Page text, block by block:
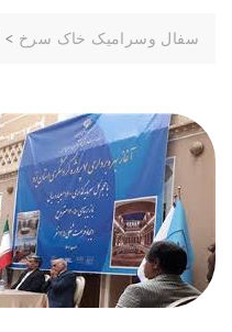
سفال وسرامیک خاک سرخ >